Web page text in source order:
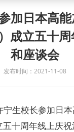
加日本高
成立五十
和座谈会
发布时间：2021-11-08
宁生校长参加日
五十周年线上庆祝